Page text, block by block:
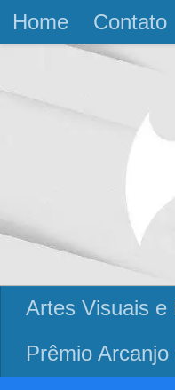
Skip to content
Home Contato
Artes Visuais e
Prêmio